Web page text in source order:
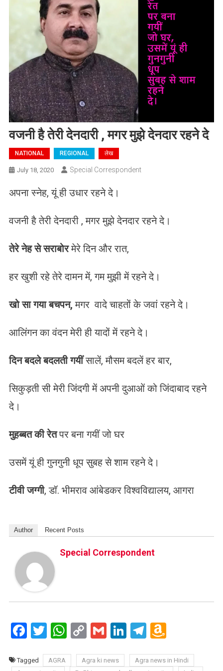
वजनी है तेरी देनदारी , मगर मुझे देनदार रहने दे
NATIONAL REGIONAL लेख
July 18, 2020 Special Correspondent
अपना स्नेह, यूं ही उधार रहने दे।
वजनी है तेरी देनदारी , मगर मुझे देनदार रहने दे।
तेरे नेह से सराबोरमेरे दिन और रात,
हर खुशी रहे तेरे दामन में, गम मुझी में रहने दे।
खो सा गया बचपन,मगर वादे चाहतों के जवां रहने दे।
आलिंगन का वंदन मेरी ही यादों में रहने दे।
दिन बदले बदलती गयींसालें, मौसम बदलें हर बार,
सिकुड़ती सी मेरी जिंदगी में अपनी दुआओं को जिंदाबाद रहने
दे।
मुहब्बत की रेतपर बना गयीं जो घर
उसमें यूं ही गुनगुनी धूप सुबह से शाम रहने दे।
टीवी जग्गी, डॉ. भीमराव आंबेडकर विश्वविद्यालय, आगरा
Author Recent Posts
Special Correspondent
Facebook
TwitterWhatsApp
CopyGmailLinkedIn
Telegram
List
Tagged AGRA Agra ki news
Agra news in Hindi